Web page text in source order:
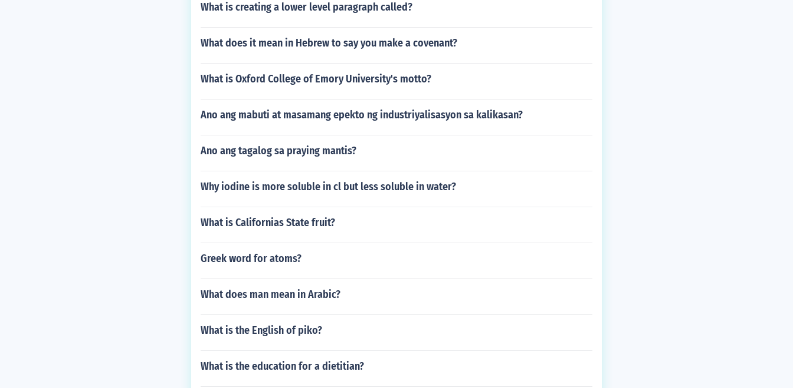
What is creating a lower level paragraph called?
What does it mean in Hebrew to say you make a covenant?
What is Oxford College of Emory University's motto?
Ano ang mabuti at masamang epekto ng industriyalisasyon sa kalikasan?
Ano ang tagalog sa praying mantis?
Why iodine is more soluble in cl but less soluble in water?
What is Californias State fruit?
Greek word for atoms?
What does man mean in Arabic?
What is the English of piko?
What is the education for a dietitian?